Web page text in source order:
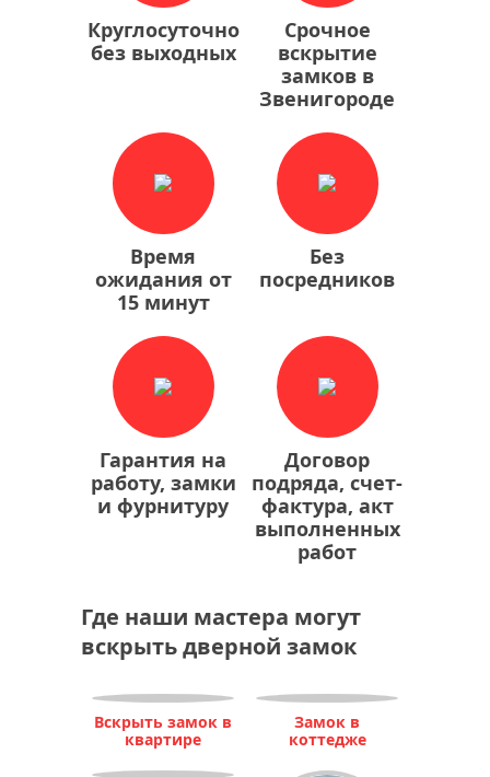
Круглосуточно
без выходных
Срочное
вскрытие
замков в
Звенигороде
Время
ожидания от
15 минут
Без
посредников
Гарантия на
работу, замки
и фурнитуру
Договор
подряда, счет-
фактура, акт
выполненных
работ
Где наши мастера могут
вскрыть дверной замок
Вскрыть замок в
квартире
Замок в
коттедже